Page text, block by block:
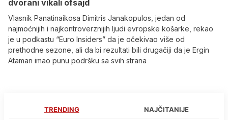
dvorani vikali ofsajd
Vlasnik Panatinaikosa Dimitris Janakopulos, jedan od
najmoćnijih i najkontroverznijih ljudi evropske košarke, rekao
je u podkastu “Euro Insiders” da je očekivao više od
prethodne sezone, ali da bi rezultati bili drugačiji da je Ergin
Ataman imao punu podršku sa svih strana
TRENDING NAJČITANIJE